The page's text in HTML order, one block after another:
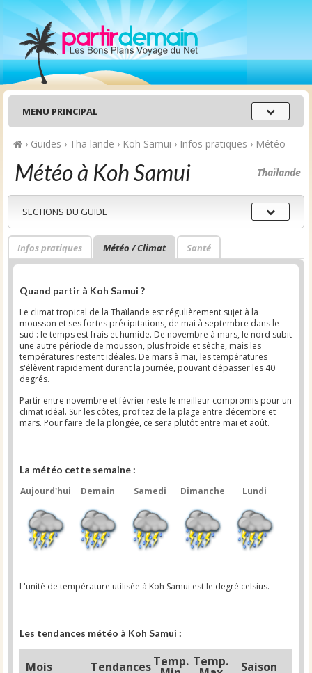
Menu
principal
MENU PRINCIPAL
› Guides › Thaïlande › Koh Samui › Infos pratiques › Météo
Thaïlande
Météo à Koh Samui
Sections
du
SECTIONS DU GUIDE
Infos pratiques Météo / Climat Santé
Quand partir à Koh Samui ?
Le climat tropical de la Thaïlande est régulièrement sujet à la
mousson et ses fortes précipitations, de mai à septembre dans le
sud : le temps est frais et humide. De novembre à mars, le nord subit
une autre période de mousson, plus froide et sèche, mais les
températures restent idéales. De mars à mai, les températures
s'élèvent rapidement durant la journée, pouvant dépasser les 40
degrés.
Partir entre novembre et février reste le meilleur compromis pour un
climat idéal. Sur les côtes, profitez de la plage entre décembre et
mars. Pour faire de la plongée, ce sera plutôt entre mai et août.
La météo cette semaine :
Aujourd'hui
Demain Samedi Dimanche Lundi
L'unité de température utilisée à Koh Samui est le degré celsius.
Les tendances météo à Koh Samui :
Mois TendancesTemp. Temp. Saison